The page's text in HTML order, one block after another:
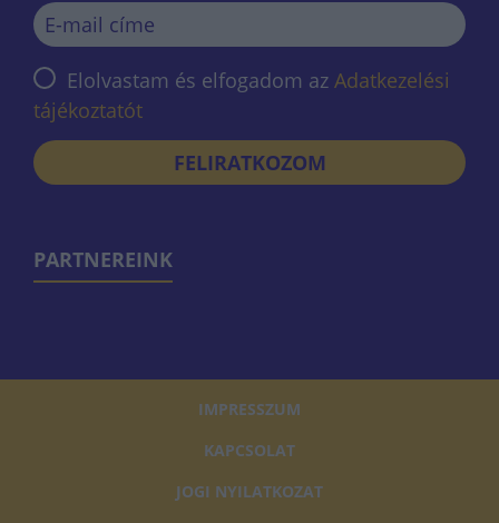
Elolvastam és elfogadom az Adatkezelési
tájékoztatót
FELIRATKOZOM
PARTNEREINK
IMPRESSZUM
KAPCSOLAT
JOGI NYILATKOZAT